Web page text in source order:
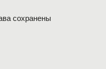
сохранены